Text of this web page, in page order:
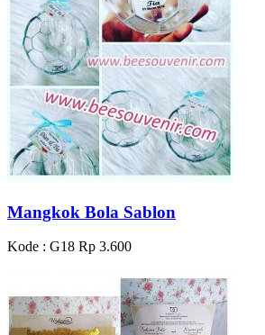
Mangkok Bola Sablon
Kode : G18 Rp 3.600